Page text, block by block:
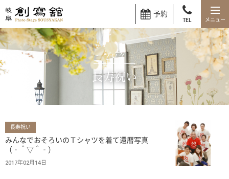
予約
TEL
ブログ
長寿祝い
長寿祝い
みんなでおそろいのＴシャツを着て還暦写真
（‐＾▽＾‐）
2017年02月14日